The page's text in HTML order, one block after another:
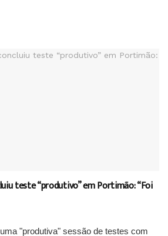
teste “produtivo” em Portimão: “Foi
"produtiva" sessão de testes com